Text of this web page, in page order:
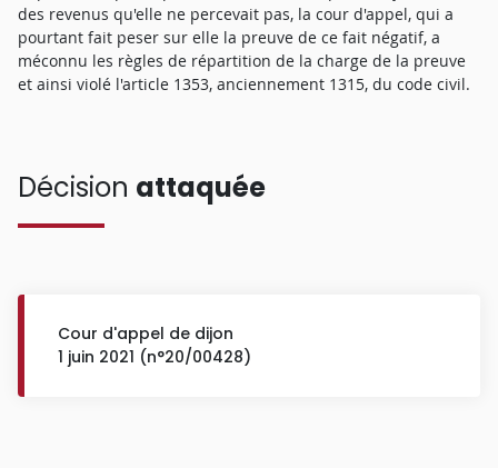
des revenus qu'elle ne percevait pas, la cour d'appel, qui a
pourtant fait peser sur elle la preuve de ce fait négatif, a
méconnu les règles de répartition de la charge de la preuve
et ainsi violé l'article 1353, anciennement 1315, du code civil.
Décision attaquée
Cour d'appel de dijon
1 juin 2021 (n°20/00428)